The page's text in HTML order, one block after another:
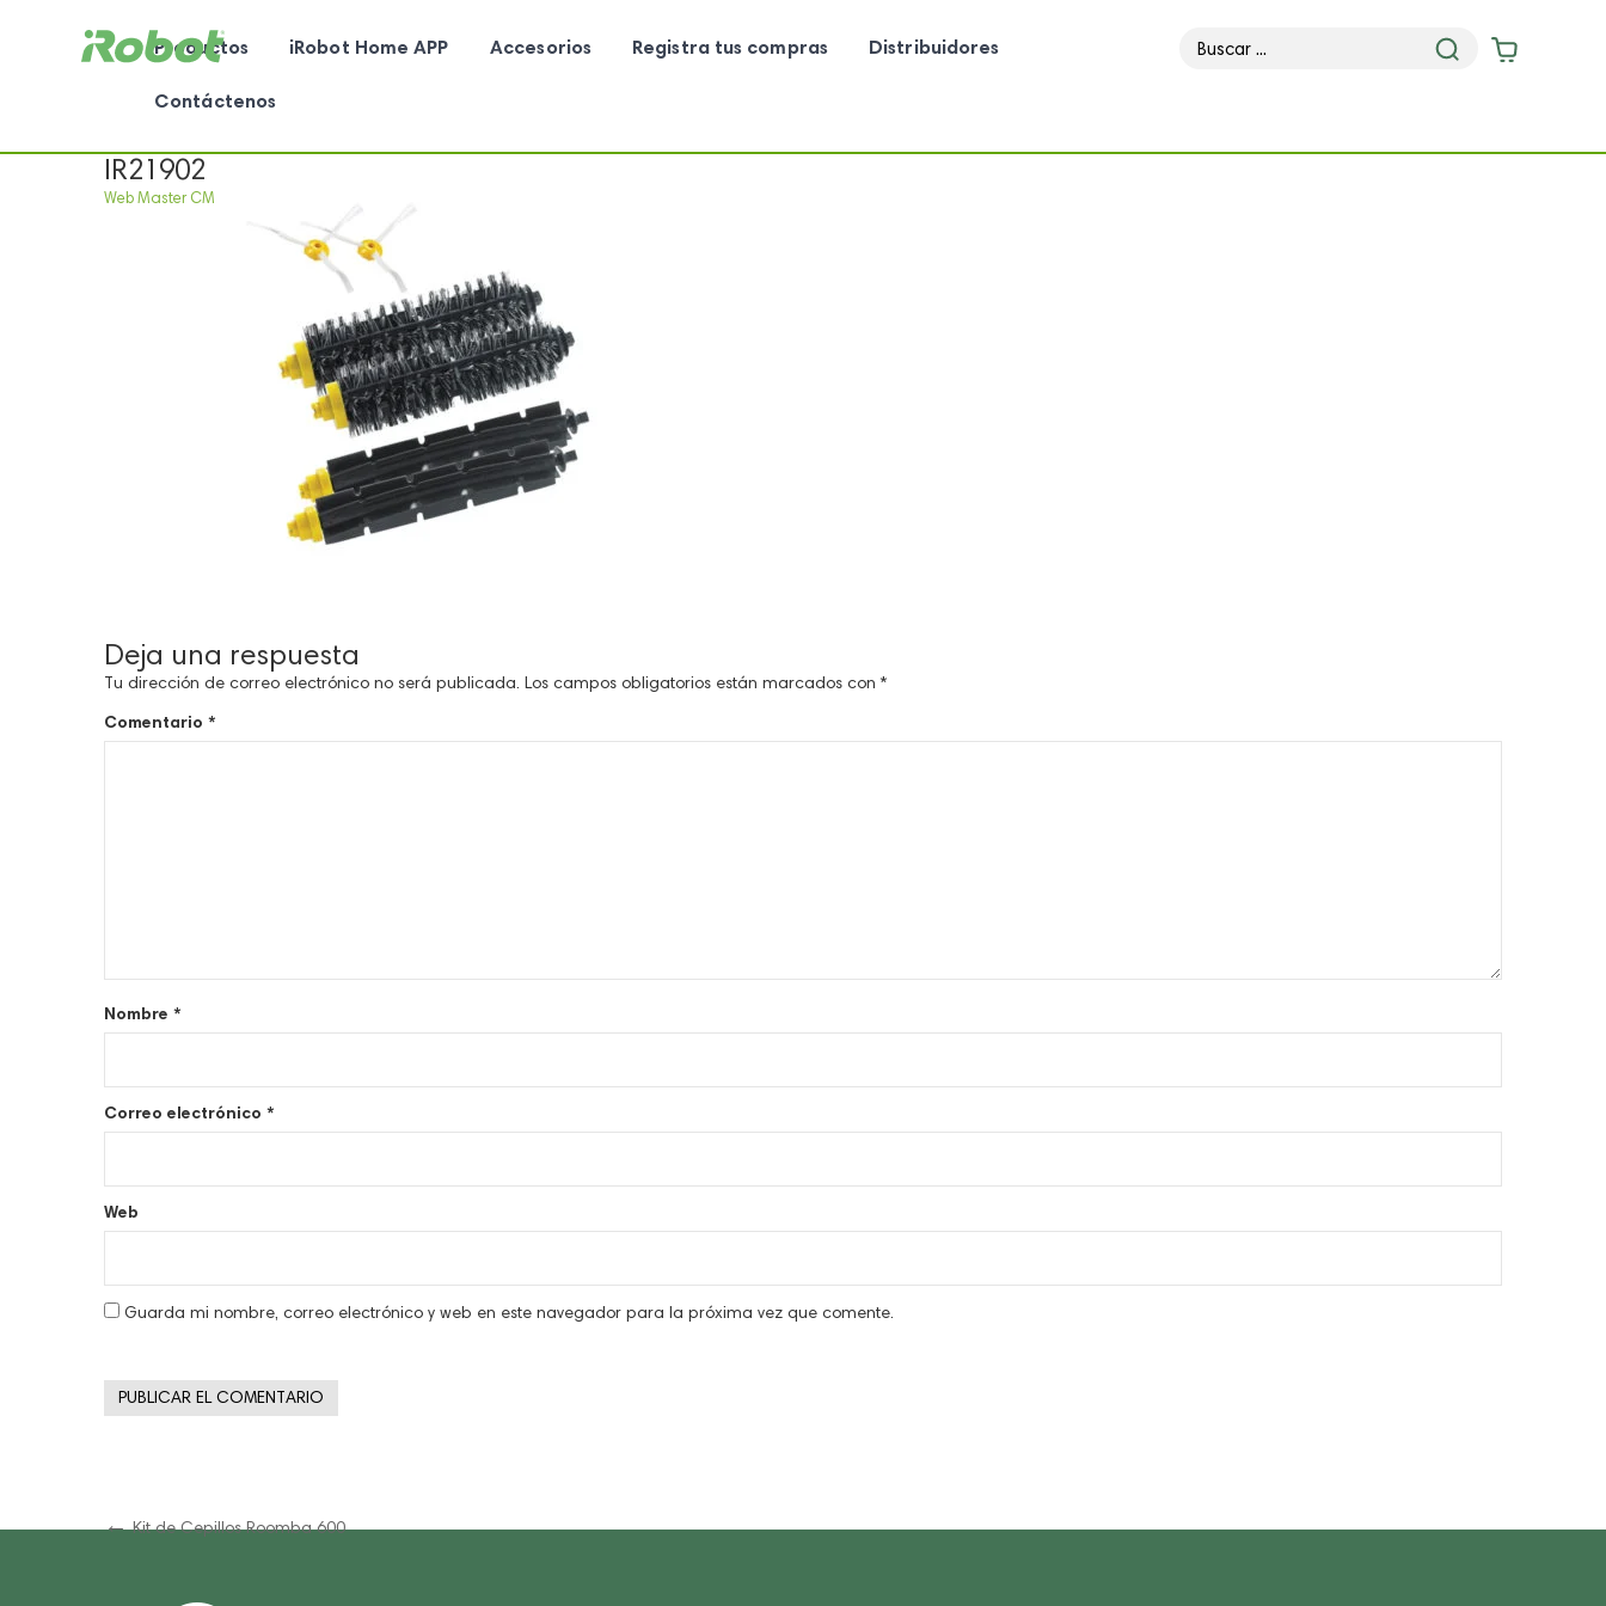
Productos iRobot Home APP Accesorios Registra tus compras Distribuidores
Contáctenos
IR21902
Web Master CM
Deja una respuesta
Tu dirección de correo electrónico no será publicada. Los campos obligatorios están marcados con *
Comentario *
Nombre *
Correo electrónico *
Web
Guarda mi nombre, correo electrónico y web en este navegador para la próxima vez que comente.
Navegación
Previous
Kit de Cepillos Roomba 600